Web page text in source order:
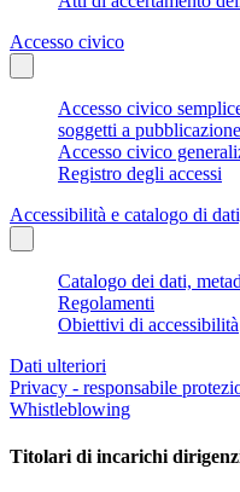
Accesso civico
Accesso civico
soggetti a
Accesso civico
Registro degli accessi
Accessibilità e catalogo di
Catalogo dei dati,
Regolamenti
Obiettivi di accessibilità
Dati ulteriori
Privacy - responsabile
Whistleblowing
Titolari di incarichi